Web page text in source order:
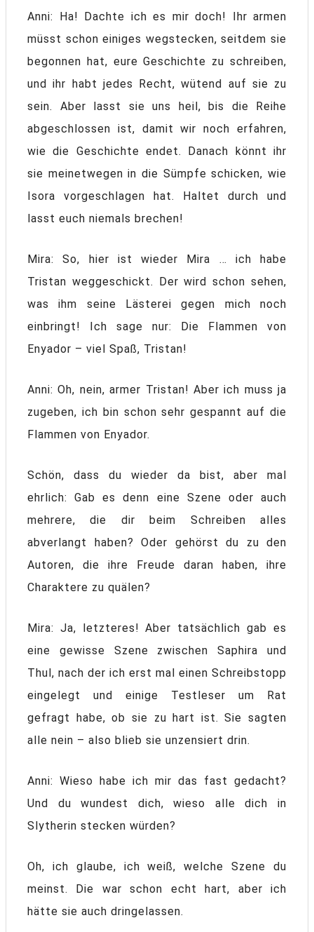
Anni: Ha! Dachte ich es mir doch! Ihr armen
müsst schon einiges wegstecken, seitdem sie
begonnen hat, eure Geschichte zu schreiben,
und ihr habt jedes Recht, wütend auf sie zu
sein. Aber lasst sie uns heil, bis die Reihe
abgeschlossen ist, damit wir noch erfahren,
wie die Geschichte endet. Danach könnt ihr
sie meinetwegen in die Sümpfe schicken, wie
Isora vorgeschlagen hat. Haltet durch und
lasst euch niemals brechen!
Mira: So, hier ist wieder Mira … ich habe
Tristan weggeschickt. Der wird schon sehen,
was ihm seine Lästerei gegen mich noch
einbringt! Ich sage nur: Die Flammen von
Enyador – viel Spaß, Tristan!
Anni: Oh, nein, armer Tristan! Aber ich muss ja
zugeben, ich bin schon sehr gespannt auf die
Flammen von Enyador.
Schön, dass du wieder da bist, aber mal
ehrlich: Gab es denn eine Szene oder auch
mehrere, die dir beim Schreiben alles
abverlangt haben? Oder gehörst du zu den
Autoren, die ihre Freude daran haben, ihre
Charaktere zu quälen?
Mira: Ja, letzteres! Aber tatsächlich gab es
eine gewisse Szene zwischen Saphira und
Thul, nach der ich erst mal einen Schreibstopp
eingelegt und einige Testleser um Rat
gefragt habe, ob sie zu hart ist. Sie sagten
alle nein – also blieb sie unzensiert drin.
Anni: Wieso habe ich mir das fast gedacht?
Und du wundest dich, wieso alle dich in
Slytherin stecken würden?
Oh, ich glaube, ich weiß, welche Szene du
meinst. Die war schon echt hart, aber ich
hätte sie auch dringelassen.